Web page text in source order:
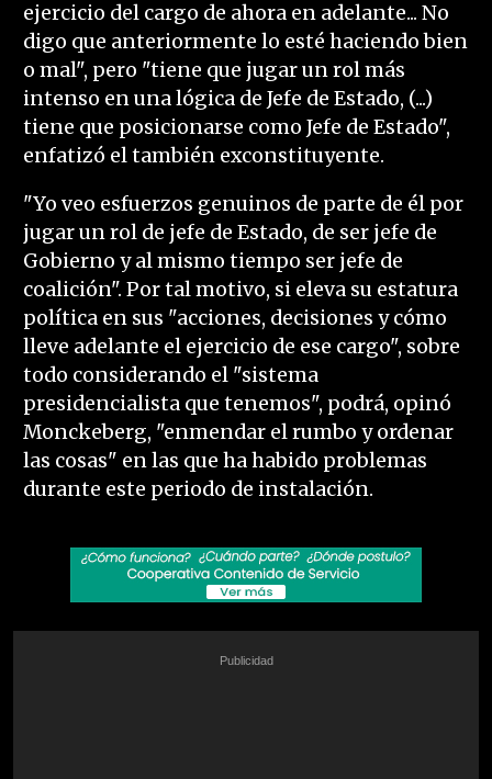
ejercicio del cargo de ahora en adelante... No
digo que anteriormente lo esté haciendo bien
o mal", pero "tiene que jugar un rol más
intenso en una lógica de Jefe de Estado, (...)
tiene que posicionarse como Jefe de Estado",
enfatizó el también exconstituyente.
"Yo veo esfuerzos genuinos de parte de él por
jugar un rol de jefe de Estado, de ser jefe de
Gobierno y al mismo tiempo ser jefe de
coalición". Por tal motivo, si eleva su estatura
política en sus "acciones, decisiones y cómo
lleve adelante el ejercicio de ese cargo", sobre
todo considerando el "sistema
presidencialista que tenemos", podrá, opinó
Monckeberg, "enmendar el rumbo y ordenar
las cosas" en las que ha habido problemas
durante este periodo de instalación.